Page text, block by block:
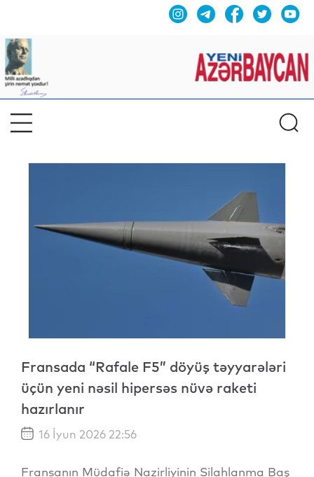
Fransada “Rafale F5” döyüş təyyarələri
üçün yeni nəsil hipersəs nüvə raketi
hazırlanır
16 İyun 2026 22:56
Fransanın Müdafiə Nazirliyinin Silahlanma Baş